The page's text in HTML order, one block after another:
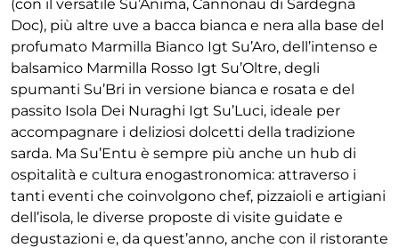
(con il versatile Su’Anima, Cannonau di Sardegna
Doc), più altre uve a bacca bianca e nera alla base del
profumato Marmilla Bianco Igt Su’Aro, dell’intenso e
balsamico Marmilla Rosso Igt Su’Oltre, degli
spumanti Su’Bri in versione bianca e rosata e del
passito Isola Dei Nuraghi Igt Su’Luci, ideale per
accompagnare i deliziosi dolcetti della tradizione
sarda. Ma Su’Entu è sempre più anche un hub di
ospitalità e cultura enogastronomica: attraverso i
tanti eventi che coinvolgono chef, pizzaioli e artigiani
dell’isola, le diverse proposte di visite guidate e
degustazioni e, da quest’anno, anche con il ristorante